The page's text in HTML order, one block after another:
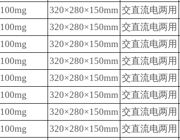
100mg 320×280×150mm 交直流电两用
100mg 320×280×150mm 交直流电两用
100mg 320×280×150mm 交直流电两用
100mg 320×280×150mm 交直流电两用
100mg 320×280×150mm 交直流电两用
100mg 320×280×150mm 交直流电两用
100mg 320×280×150mm 交直流电两用
100mg 320×280×150mm 交直流电两用